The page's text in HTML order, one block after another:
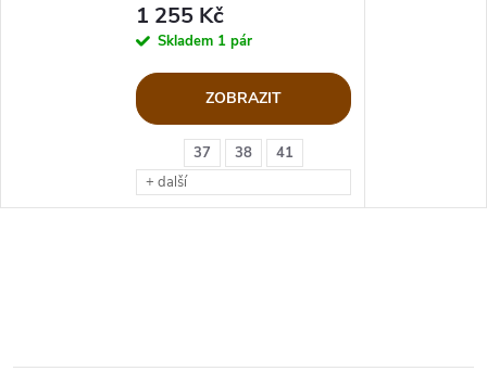
37 38
41
+ další
1 255 Kč
Skladem 1 pár
ZOBRAZIT